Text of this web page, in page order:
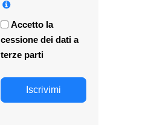
Accetto la
cessione dei dati a
terze parti
Iscrivimi